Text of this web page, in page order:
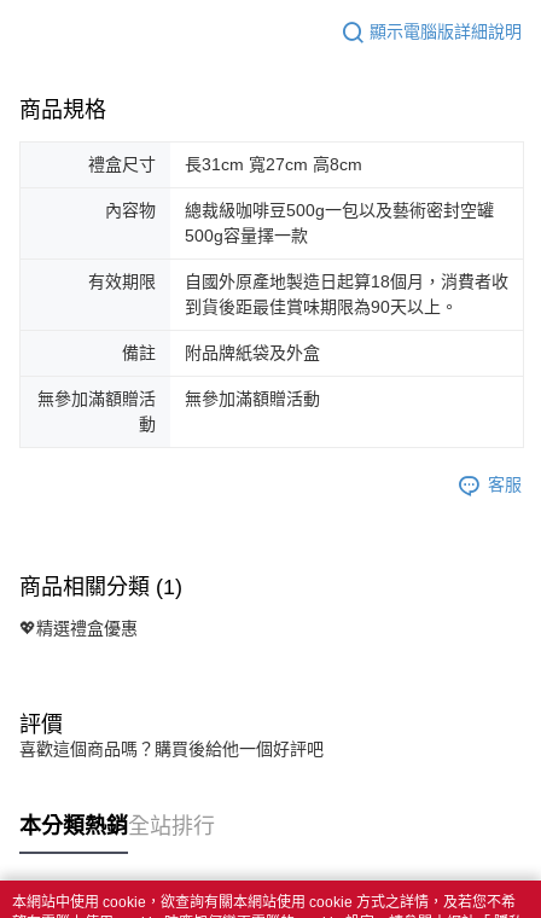
顯示電腦版詳細說明
商品規格
禮盒尺寸 長31cm 寬27cm 高8cm
內容物
總裁級咖啡豆500g一包以及藝術密封空罐
500g容量擇一款
有效期限
自國外原產地製造日起算18個月，消費者收
到貨後距最佳賞味期限為90天以上。
備註 附品牌紙袋及外盒
無參加滿額贈活
動
無參加滿額贈活動
客服
商品相關分類 (1)
💖精選禮盒優惠
評價
喜歡這個商品嗎？購買後給他一個好評吧
本分類熱銷全站排行
本網站中使用 cookie，欲查詢有關本網站使用 cookie 方式之詳情，及若您不希